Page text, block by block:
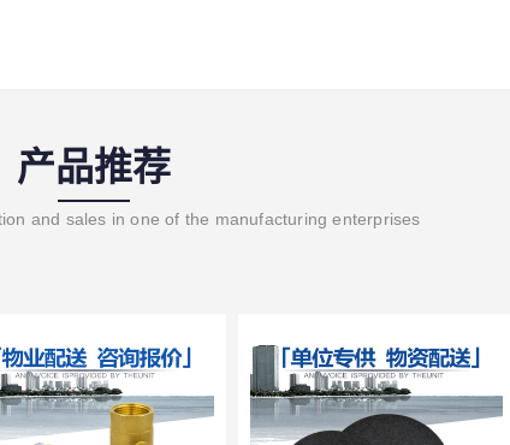
产品推荐
and sales in one of the manufacturing enterprises